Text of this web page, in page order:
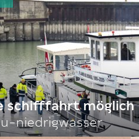
schifffahrt möglich
niedrigwasser